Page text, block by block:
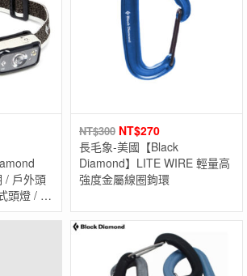
/ 戶外頭
頭燈 / 露
NT$300 NT$270
長毛象-美國【Black
Diamond】LITE WIRE 輕量高
強度金屬線圈鉤環